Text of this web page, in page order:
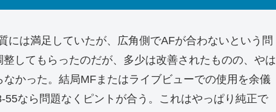
には満足していたが、広角側でAFが合わないという問
してもらったのだが、多少は改善されたものの、やは
かった。結局MFまたはライブビューでの使用を余儀
なら問題なくピントが合う。これはやっぱり純正で